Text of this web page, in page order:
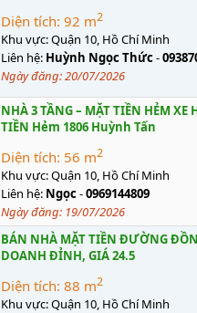
Diện tích: 92 m2
Khu vực:Quận 10, Hồ Chí Minh
Liên hệ: Huỳnh Ngọc Thức-
Ngày đăng:20/07/2026
NHÀ 3 TẦNG – MẶT TIỀN HẺM
TIỀN Hẻm 1806 Huỳnh Tấn
Diện tích: 56 m2
Khu vực:Quận 10, Hồ Chí Minh
Liên hệ: Ngọc-0969144809
Ngày đăng: 19/07/2026
BÁN NHÀ MẶT TIỀN ĐƯỜNG
DOANH ĐỈNH, GIÁ 24.5
Diện tích: 88 m2
Khu vực:Quận 10, Hồ Chí Minh